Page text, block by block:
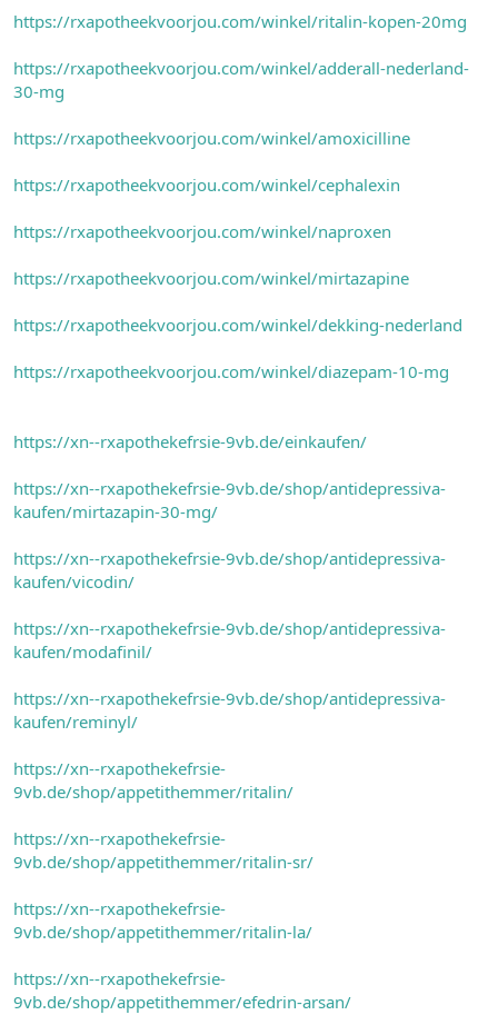
https://rxapotheekvoorjou.com/winkel/ritalin-kopen-20mg
https://rxapotheekvoorjou.com/winkel/adderall-nederland-
30-mg
https://rxapotheekvoorjou.com/winkel/amoxicilline
https://rxapotheekvoorjou.com/winkel/cephalexin
https://rxapotheekvoorjou.com/winkel/naproxen
https://rxapotheekvoorjou.com/winkel/mirtazapine
https://rxapotheekvoorjou.com/winkel/dekking-nederland
https://rxapotheekvoorjou.com/winkel/diazepam-10-mg
https://xn--rxapothekefrsie-9vb.de/einkaufen/
https://xn--rxapothekefrsie-9vb.de/shop/antidepressiva-
kaufen/mirtazapin-30-mg/
https://xn--rxapothekefrsie-9vb.de/shop/antidepressiva-
kaufen/vicodin/
https://xn--rxapothekefrsie-9vb.de/shop/antidepressiva-
kaufen/modafinil/
https://xn--rxapothekefrsie-9vb.de/shop/antidepressiva-
kaufen/reminyl/
https://xn--rxapothekefrsie-
9vb.de/shop/appetithemmer/ritalin/
https://xn--rxapothekefrsie-
9vb.de/shop/appetithemmer/ritalin-sr/
https://xn--rxapothekefrsie-
9vb.de/shop/appetithemmer/ritalin-la/
https://xn--rxapothekefrsie-
9vb.de/shop/appetithemmer/efedrin-arsan/